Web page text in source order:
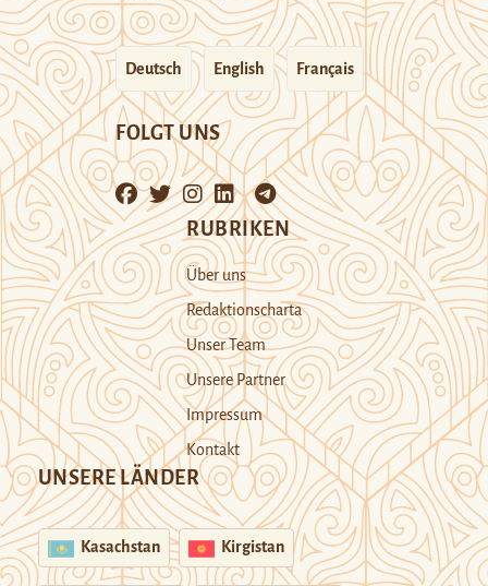
Deutsch English Français
FOLGT UNS
RUBRIKEN
Über uns
Redaktionscharta
Unser Team
Unsere Partner
Impressum
Kontakt
UNSERE LÄNDER
Kasachstan Kirgistan